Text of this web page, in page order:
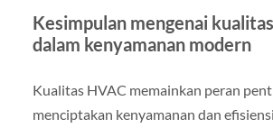
Kesimpulan mengenai
dalam kenyamanan modern
Kualitas HVAC memainkan peran
menciptakan kenyamanan dan